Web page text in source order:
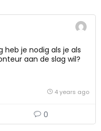
heb je nodig als je als
aan de slag wil?
4 years ago
0